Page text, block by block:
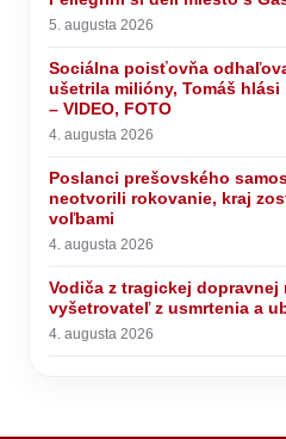
5. augusta 2026
Sociálna poisťovňa
ušetrila milióny, Tomáš
– VIDEO, FOTO
4. augusta 2026
Poslanci prešovského
neotvorili rokovanie, kraj
voľbami
4. augusta 2026
Vodiča z tragickej
vyšetrovateľ z usmrtenia a
4. augusta 2026